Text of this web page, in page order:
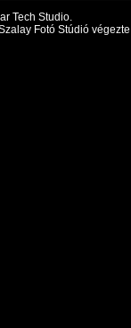
Tech Studio.
Fotó Stúdió